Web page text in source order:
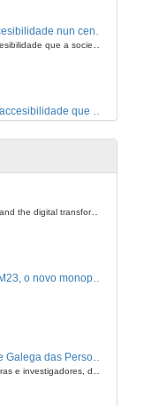
Referencias da accesibilidade nun centro educativo ordinario con aulas de alumnado con problemas motóricos
European univesrities and the digital transformation: challenges and opportunities ahead
G-Night 2023. Noite Galega das Persoas Investigadoras. Conciencias creativas